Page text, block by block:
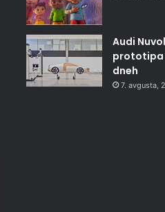
Audi
prototipa
dneh
7. avgusta,